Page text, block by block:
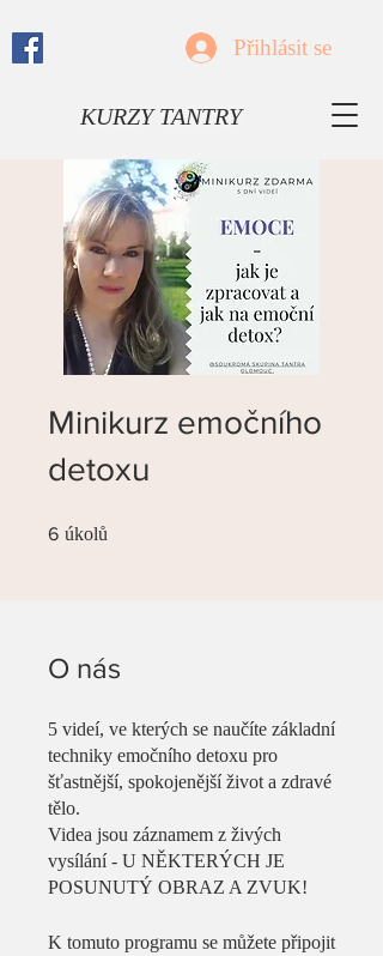
Přihlásit se
KURZY TANTRY
Minikurz emočního
detoxu
6 úkolů
O nás
5 videí, ve kterých se naučíte základní
techniky emočního detoxu pro
šťastnější, spokojenější život a zdravé
tělo.
Videa jsou záznamem z živých
vysílání - U NĚKTERÝCH JE
POSUNUTÝ OBRAZ A ZVUK!
K tomuto programu se můžete připojit